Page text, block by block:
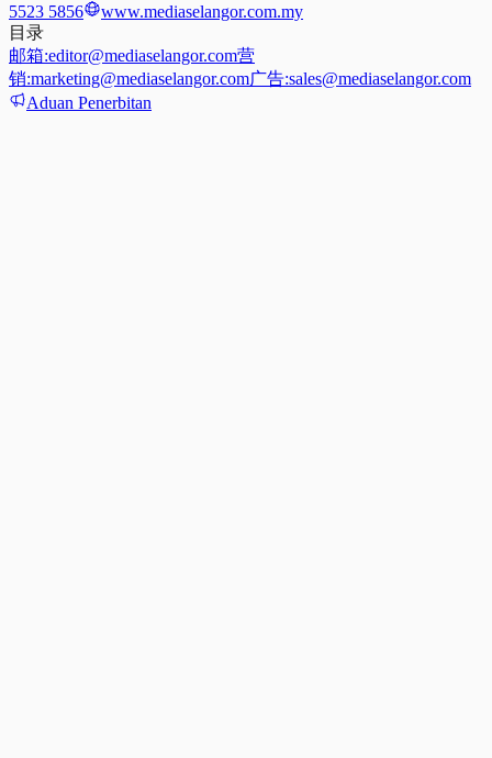
5523 5856
www.mediaselangor.com.my
目录
邮箱:editor@mediaselangor.com营
销:marketing@mediaselangor.com广告:sales@mediaselangor.com
Aduan Penerbitan